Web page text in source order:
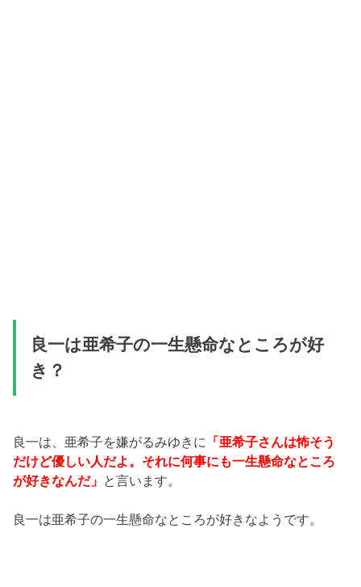
良一は亜希子の一生懸命なところが好
き？
良一は、亜希子を嫌がるみゆきに
「亜希子さんは怖そう
だけど優しい人だよ。それに何事にも一生懸命なところ
が好きなんだ」 と言います。
良一は亜希子の一生懸命なところが好きなようです。